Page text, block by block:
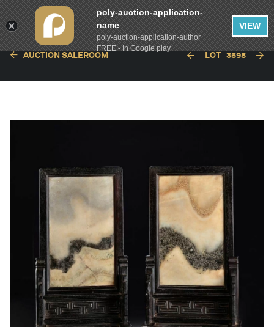
繁體中文
AUCTION SALEROOM LOT 3598
poly-auction-application-
name
poly-auction-application-author
FREE - In Google play
VIEW